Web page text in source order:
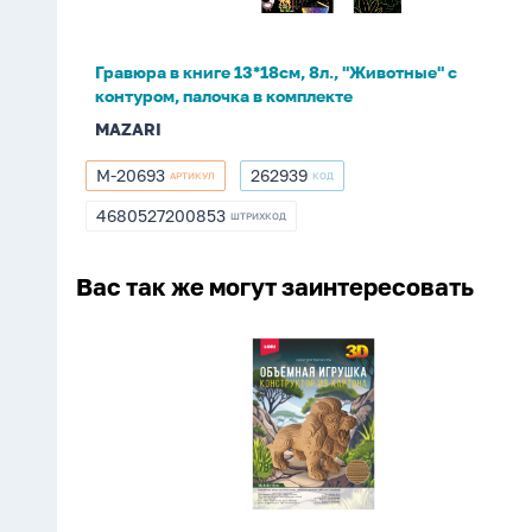
палочка
в
комплекте
Гравюра в книге 13*18см, 8л., "Животные" с
контуром, палочка в комплекте
MAZARI
M-
20693
M-20693 АРТИКУЛ 262939
262939 КОД
4680527200853
4680527200853 ШТРИХКОД
Вас так же могут заинтересовать